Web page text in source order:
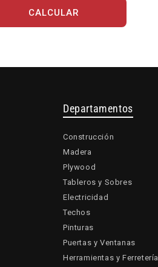
Departamentos
Construcción
Madera
Plywood
Tableros y Sobres
Electricidad
Techos
Pinturas
Puertas y Ventanas
Herramientas y Ferretería